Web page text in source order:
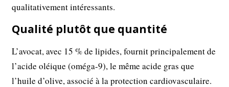
qualitativement intéressants.
Qualité plutôt que quantité
L’avocat, avec 15 % de lipides, fournit principalement de
l’acide oléique (oméga-9), le même acide gras que
l’huile d’olive, associé à la protection cardiovasculaire.